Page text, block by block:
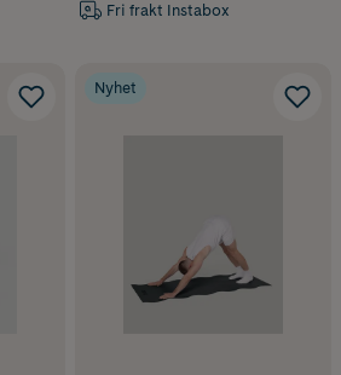
Fri frakt Instabox
Nyhet